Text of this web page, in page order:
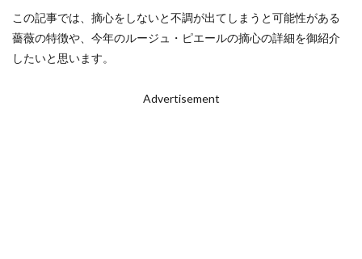
この記事では、摘心をしないと不調が出てしまうと可能性がある
薔薇の特徴や、今年のルージュ・ピエールの摘心の詳細を御紹介
したいと思います。
Advertisement